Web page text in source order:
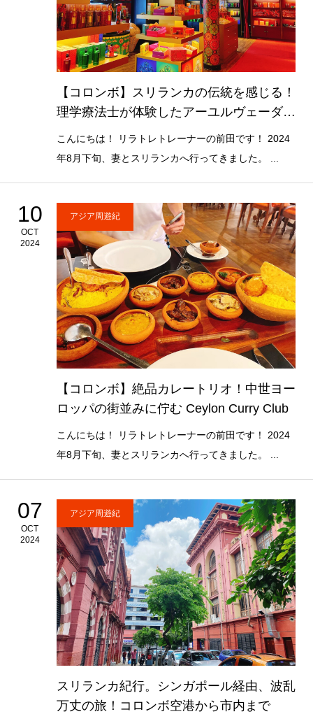
【コロンボ】スリランカの伝統を感じる！
理学療法士が体験したアーユルヴェーダ日
こんにちは！ リラトレトレーナーの前田です！ 2024
年8月下旬、妻とスリランカへ行ってきました。 ...
10
OCT
2024
アジア周遊紀
【コロンボ】絶品カレートリオ！中世ヨー
ロッパの街並みに佇む Ceylon Curry Club
こんにちは！ リラトレトレーナーの前田です！ 2024
年8月下旬、妻とスリランカへ行ってきました。 ...
07
OCT
2024
アジア周遊紀
スリランカ紀行。シンガポール経由、波乱
万丈の旅！コロンボ空港から市内まで